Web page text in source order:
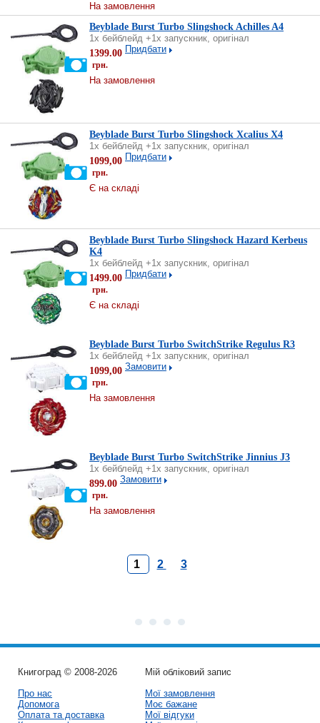
На замовлення
Beyblade Burst Turbo Slingshock Achilles A4
1х бейблейд +1х запускник, оригінал
1399.00
грн.
Придбати
На замовлення
Beyblade Burst Turbo Slingshock Xcalius X4
1х бейблейд +1х запускник, оригінал
1099,00
грн.
Придбати
Є на складі
Beyblade Burst Turbo Slingshock Hazard Kerbeus
K4
1х бейблейд +1х запускник, оригінал
1499.00
грн.
Придбати
Є на складі
Beyblade Burst Turbo SwitchStrike Regulus R3
1х бейблейд +1х запускник, оригінал
1099,00
грн.
Замовити
На замовлення
Beyblade Burst Turbo SwitchStrike Jinnius J3
1х бейблейд +1х запускник, оригінал
899.00
грн.
Замовити
На замовлення
1 2 3
Книгоград © 2008-2026
Про нас
Допомога
Оплата та доставка
Мій обліковий запис
Мої замовлення
Моє бажане
Мої відгуки